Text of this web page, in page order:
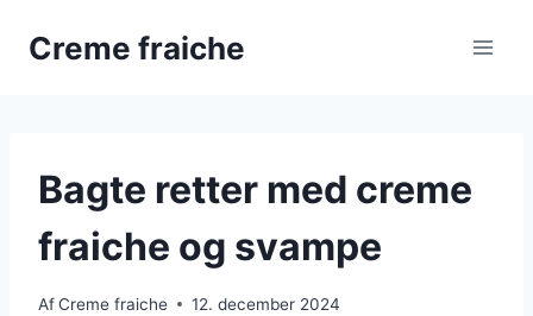
Creme fraiche
Bagte retter med creme
fraiche og svampe
AfCreme fraiche 12. december 2024